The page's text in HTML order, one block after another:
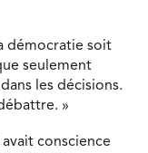
démocratie soit
seulement
les décisions.
»
conscience